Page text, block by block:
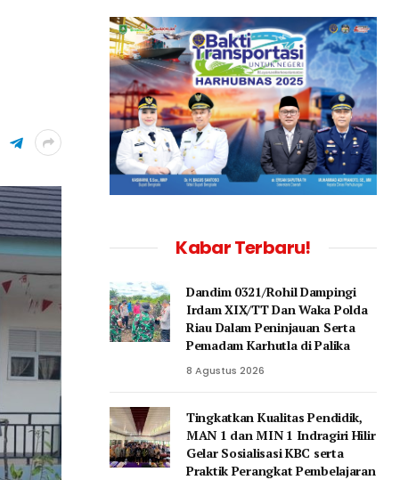
Kabar Terbaru!
Dandim 0321/Rohil Dampingi
Irdam XIX/TT Dan Waka Polda
Riau Dalam Peninjauan Serta
Pemadam Karhutla di Palika
8 Agustus 2026
Tingkatkan Kualitas Pendidik,
MAN 1 dan MIN 1 Indragiri Hilir
Gelar Sosialisasi KBC serta
Praktik Perangkat Pembelajaran